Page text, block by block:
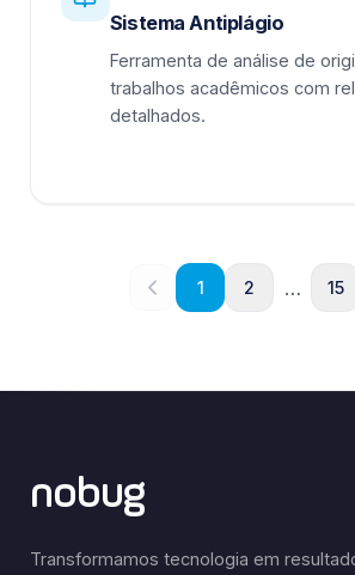
Sistema Antiplágio
Ferramenta de análise de
trabalhos acadêmicos com
detalhados.
1 2 … 15
nobug
Transformamos tecnologia em